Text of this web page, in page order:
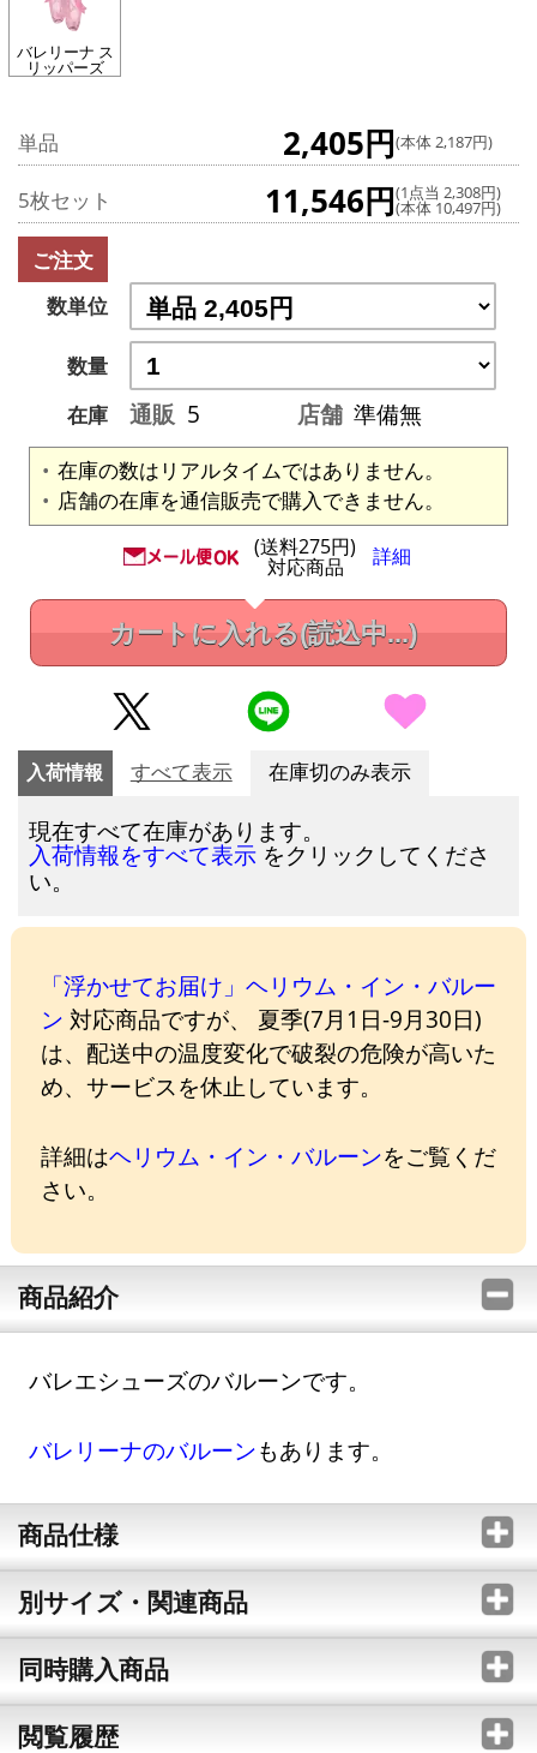
バレリーナ ス
リッパーズ
単品 2,405円(本体 2,187円)
5枚セット 11,546円(1点当 2,308円)
(本体 10,497円)
ご注文
数単位
数量
在庫
通販 5 店舗 準備無
在庫の数はリアルタイムではありません。
店舗の在庫を通信販売で購入できません。
(送料275円)
対応商品 詳細
カートに入れる(読込中...)
入荷情報 すべて表示 在庫切のみ表示
現在すべて在庫があります。
入荷情報をすべて表示 をクリックしてくださ
い。
「浮かせてお届け」ヘリウム・イン・バルー
ン 対応商品ですが、 夏季(7月1日-9月30日)
は、配送中の温度変化で破裂の危険が高いた
め、サービスを休止しています。
詳細はヘリウム・イン・バルーンをご覧くだ
さい。
商品紹介
バレエシューズのバルーンです。
バレリーナのバルーンもあります。
商品仕様
別サイズ・関連商品
同時購入商品
閲覧履歴